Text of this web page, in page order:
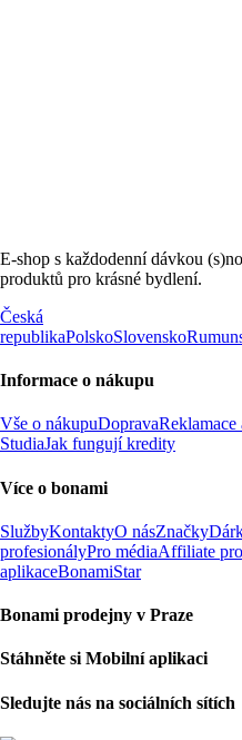
E-shop s každodenní dávkou
produktů pro krásné bydlení.
Česká
republikaPolskoSlovensko
Informace o nákupu
Vše o nákupuDopravaReklamace
StudiaJak fungují kredity
Více o bonami
SlužbyKontaktyO násZnačky
profesionályPro médiaAffiliate
aplikaceBonamiStar
Bonami prodejny v Praze
Stáhněte si Mobilní aplikaci
Sledujte nás na sociálních sítích